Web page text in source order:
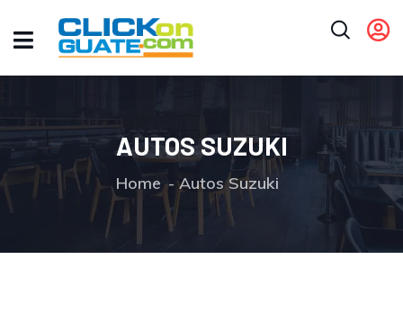
AUTOS SUZUKI
Home Autos Suzuki